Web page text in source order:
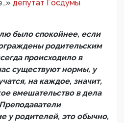
депутат Госдумы
было спокойнее, если
родительским
происходило в
существуют нормы, у
на каждое, значит,
вмешательство в дела
у родителей, это обычно,